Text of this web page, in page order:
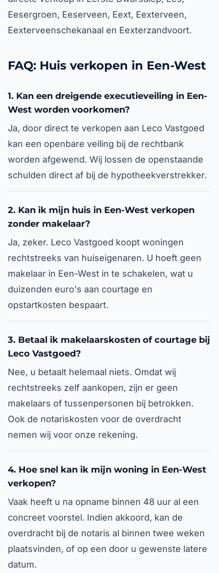
Eesergroen, Eeserveen, Eext, Eexterveen,
Eexterveenschekanaal en Eexterzandvoort.
FAQ: Huis verkopen in Een-West
1. Kan een dreigende executieveiling in Een-
West worden voorkomen?
Ja, door direct te verkopen aan Leco Vastgoed
kan een openbare veiling bij de rechtbank
worden afgewend. Wij lossen de openstaande
schulden direct af bij de hypotheekverstrekker.
2. Kan ik mijn huis in Een-West verkopen
zonder makelaar?
Ja, zeker. Leco Vastgoed koopt woningen
rechtstreeks van huiseigenaren. U hoeft geen
makelaar in Een-West in te schakelen, wat u
duizenden euro's aan courtage en
opstartkosten bespaart.
3. Betaal ik makelaarskosten of courtage bij
Leco Vastgoed?
Nee, u betaalt helemaal niets. Omdat wij
rechtstreeks zelf aankopen, zijn er geen
makelaars of tussenpersonen bij betrokken.
Ook de notariskosten voor de overdracht
nemen wij voor onze rekening.
4. Hoe snel kan ik mijn woning in Een-West
verkopen?
Vaak heeft u na opname binnen 48 uur al een
concreet voorstel. Indien akkoord, kan de
overdracht bij de notaris al binnen twee weken
plaatsvinden, of op een door u gewenste latere
datum.